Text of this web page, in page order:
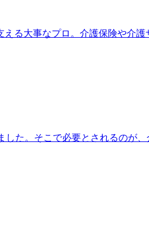
る大事なプロ。介護保険や介
た。そこで必要とされるのが